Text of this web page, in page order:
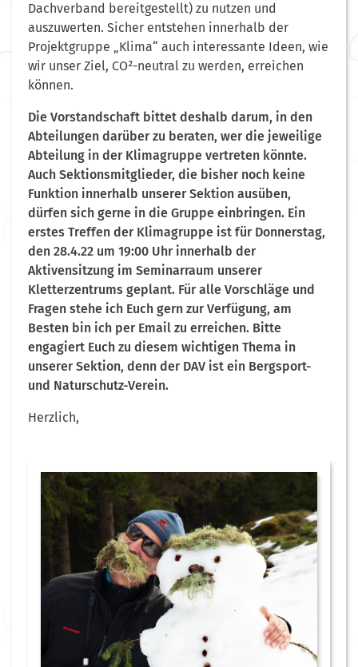
Dachverband bereitgestellt) zu nutzen und
auszuwerten. Sicher entstehen innerhalb der
Projektgruppe „Klima“ auch interessante Ideen, wie
wir unser Ziel, CO²-neutral zu werden, erreichen
können.
Die Vorstandschaft bittet deshalb darum, in den
Abteilungen darüber zu beraten, wer die jeweilige
Abteilung in der Klimagruppe vertreten könnte.
Auch Sektionsmitglieder, die bisher noch keine
Funktion innerhalb unserer Sektion ausüben,
dürfen sich gerne in die Gruppe einbringen. Ein
erstes Treffen der Klimagruppe ist für Donnerstag,
den 28.4.22 um 19:00 Uhr innerhalb der
Aktivensitzung im Seminarraum unserer
Kletterzentrums geplant. Für alle Vorschläge und
Fragen stehe ich Euch gern zur Verfügung, am
Besten bin ich per Email zu erreichen. Bitte
engagiert Euch zu diesem wichtigen Thema in
unserer Sektion, denn der DAV ist ein Bergsport-
und Naturschutz-Verein.
Herzlich,